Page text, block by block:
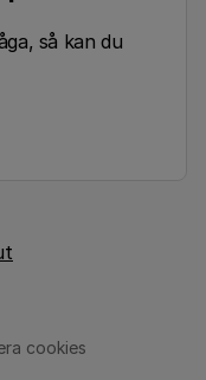
så kan du
cookies